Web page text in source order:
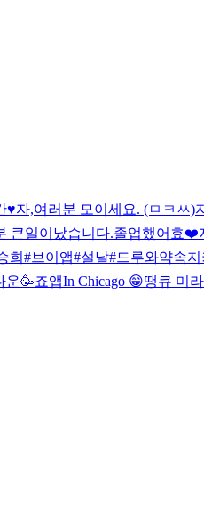
♥️자,여러분 모이세요. (ㅁㅋㅆ)
큰일이났습니다.졸업했어효❤️
희#브이앱#설날#드루와약속
운🥳죠앱In Chicago 😁땡큐 미